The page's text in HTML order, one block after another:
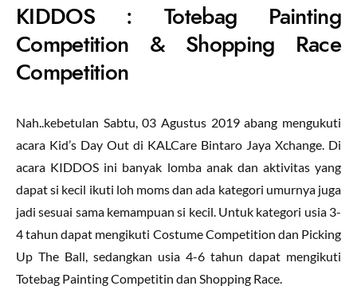
KIDDOS : Totebag Painting
Competition & Shopping Race
Competition
Nah..kebetulan Sabtu, 03 Agustus 2019 abang mengukuti
acara Kid’s Day Out di KALCare Bintaro Jaya Xchange. Di
acara KIDDOS ini banyak lomba anak dan aktivitas yang
dapat si kecil ikuti loh moms dan ada kategori umurnya juga
jadi sesuai sama kemampuan si kecil. Untuk kategori usia 3-
4 tahun dapat mengikuti Costume Competition dan Picking
Up The Ball, sedangkan usia 4-6 tahun dapat mengikuti
Totebag Painting Competitin dan Shopping Race.